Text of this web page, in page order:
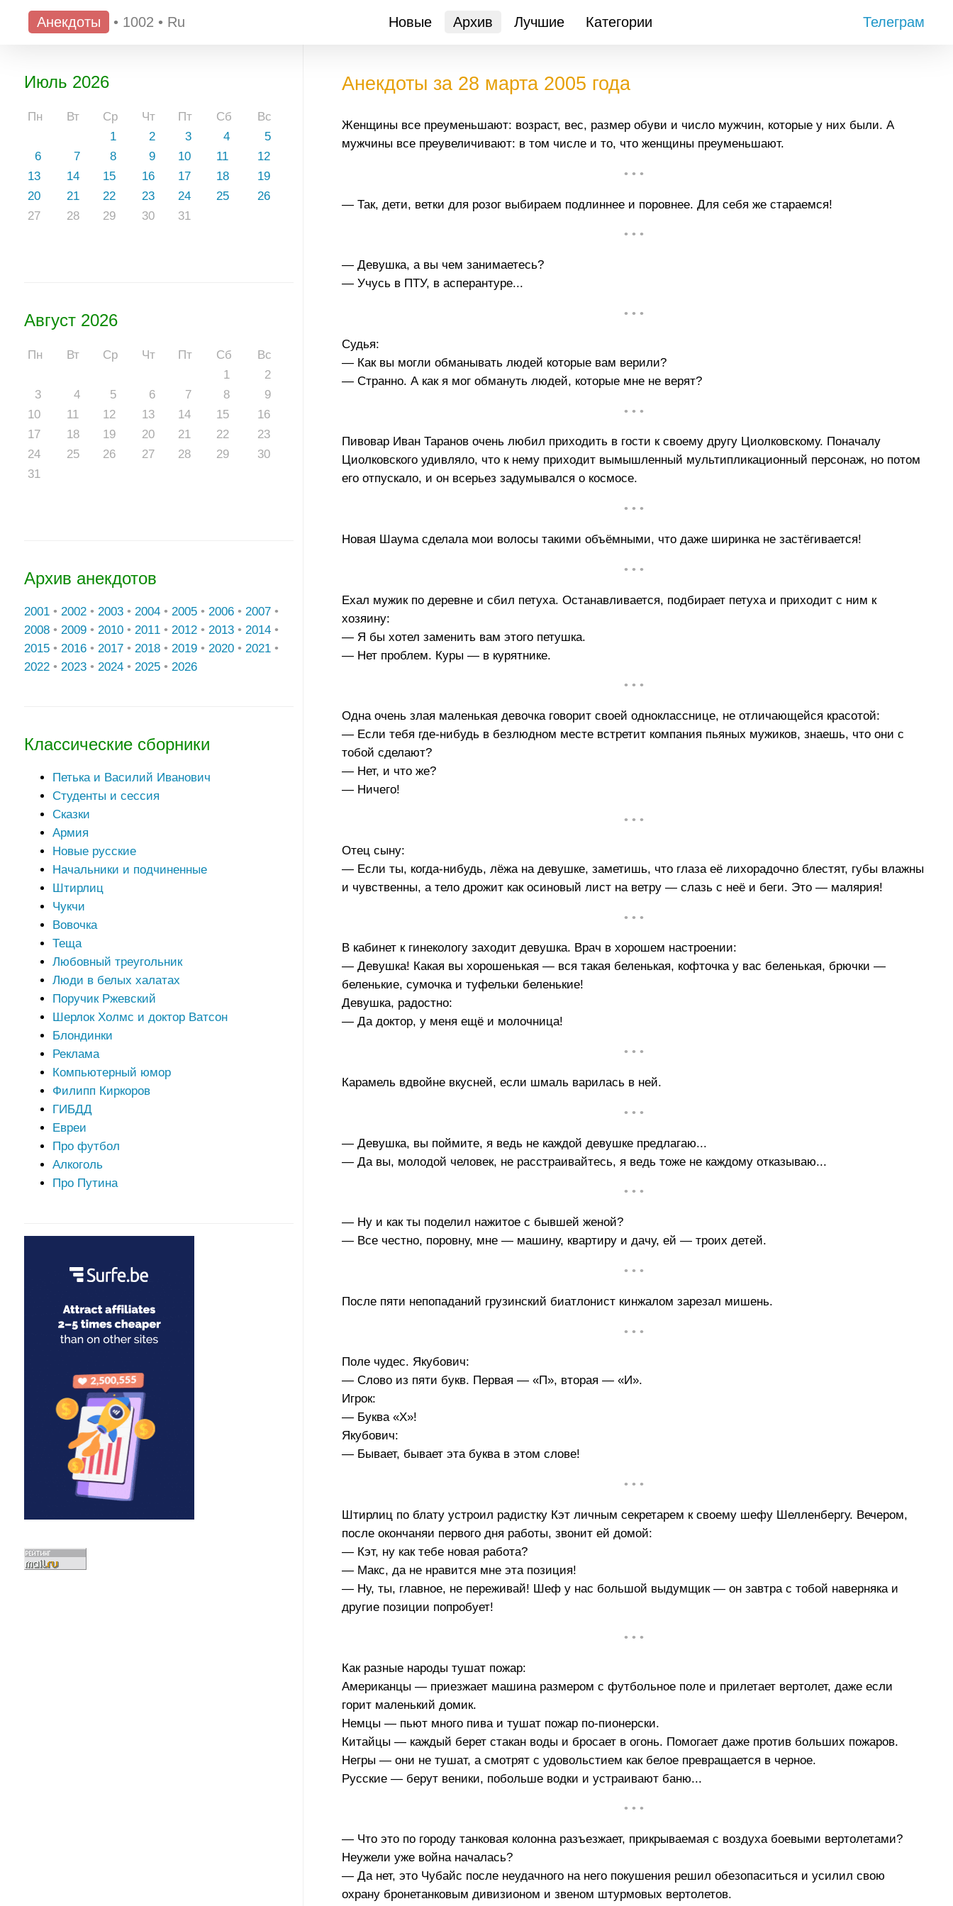
Анекдоты • 1002 • Ru Новые Архив Лучшие Категории Телеграм
Июль 2026
Пн Вт Ср Чт Пт Сб
Вс
1
2 3 4
5
6
7 8 9 10 11
12
13
14 15 16 17 18
19
20
21 22 23 24 25
26
27
28 29 30 31
Август 2026
Пн Вт Ср Чт Пт Сб
Вс
1
2
3
4 5 6 7 8
9
10
11 12 13 14 15
16
17
18 19 20 21 22
23
24
25 26 27 28 29
30
31
Архив анекдотов
2001 • 2002 • 2003 • 2004 • 2005 • 2006 • 2007 •
2008 • 2009 • 2010 • 2011 • 2012 • 2013 • 2014 •
2015 • 2016 • 2017 • 2018 • 2019 • 2020 • 2021 •
2022 • 2023 • 2024 • 2025 • 2026
Классические сборники
Петька и Василий Иванович
Студенты и сессия
Сказки
Армия
Новые русские
Начальники и подчиненные
Штирлиц
Чукчи
Вовочка
Теща
Любовный треугольник
Люди в белых халатах
Поручик Ржевский
Шерлок Холмс и доктор Ватсон
Блондинки
Реклама
Компьютерный юмор
Филипп Киркоров
ГИБДД
Евреи
Про футбол
Алкоголь
Про Путина
Анекдоты за 28 марта 2005 года
Женщины все преуменьшают: возраст, вес, размер обуви и число мужчин, которые у них были. А
мужчины все преувеличивают: в том числе и то, что женщины преуменьшают.
• • •
— Так, дети, ветки для розог выбираем подлиннее и поровнее. Для себя же стараемся!
• • •
— Девушка, а вы чем занимаетесь?
— Учусь в ПТУ, в асперантуре...
• • •
Судья:
— Как вы могли обманывать людей которые вам верили?
— Странно. А как я мог обмануть людей, которые мне не верят?
• • •
Пивовар Иван Таранов очень любил приходить в гости к своему другу Циолковскому. Поначалу
Циолковского удивляло, что к нему приходит вымышленный мультипликационный персонаж, но потом
его отпускало, и он всерьез задумывался о космосе.
• • •
Новая Шаума сделала мои волосы такими объёмными, что даже ширинка не застёгивается!
• • •
Ехал мужик по деревне и сбил петуха. Останавливается, подбирает петуха и приходит с ним к
хозяину:
— Я бы хотел заменить вам этого петушка.
— Нет проблем. Куры — в курятнике.
• • •
Одна очень злая маленькая девочка говорит своей однокласснице, не отличающейся красотой:
— Если тебя где-нибудь в безлюдном месте встретит компания пьяных мужиков, знаешь, что они с
тобой сделают?
— Нет, и что же?
— Ничего!
• • •
Отец сыну:
— Если ты, когда-нибудь, лёжа на девушке, заметишь, что глаза её лихорадочно блестят, губы влажны
и чувственны, а тело дрожит как осиновый лист на ветру — слазь с неё и беги. Это — малярия!
• • •
В кабинет к гинекологу заходит девушка. Врач в хорошем настроении:
— Девушка! Какая вы хорошенькая — вся такая беленькая, кофточка у вас беленькая, брючки —
беленькие, сумочка и туфельки беленькие!
Девушка, радостно:
— Да доктор, у меня ещё и молочница!
• • •
Карамель вдвойне вкусней, если шмаль варилась в ней.
• • •
— Девушка, вы поймите, я ведь не каждой девушке предлагаю...
— Да вы, молодой человек, не расстраивайтесь, я ведь тоже не каждому отказываю...
• • •
— Ну и как ты поделил нажитое с бывшей женой?
— Все честно, поровну, мне — машину, квартиру и дачу, ей — троих детей.
• • •
После пяти непопаданий грузинский биатлонист кинжалом зарезал мишень.
• • •
Поле чудес. Якубович:
— Слово из пяти букв. Первая — «П», вторая — «И».
Игрок:
— Буква «Х»!
Якубович:
— Бывает, бывает эта буква в этом слове!
• • •
Штирлиц по блату устроил радистку Кэт личным секретарем к своему шефу Шелленбергу. Вечером,
после окончаняи первого дня работы, звонит ей домой:
— Кэт, ну как тебе новая работа?
— Макс, да не нравится мне эта позиция!
— Ну, ты, главное, не переживай! Шеф у нас большой выдумщик — он завтра с тобой наверняка и
другие позиции попробует!
• • •
Как разные народы тушат пожар:
Американцы — приезжает машина размером с футбольное поле и прилетает вертолет, даже если
горит маленький домик.
Немцы — пьют много пива и тушат пожар по-пионерски.
Китайцы — каждый берет стакан воды и бросает в огонь. Помогает даже против больших пожаров.
Негры — они не тушат, а смотрят с удовольстием как белое превращается в черное.
Русские — берут веники, побольше водки и устраивают баню...
• • •
— Что это по городу танковая колонна разъезжает, прикрываемая с воздуха боевыми вертолетами?
Неужели уже война началась?
— Да нет, это Чубайс после неудачного на него покушения решил обезопаситься и усилил свою
охрану бронетанковым дивизионом и звеном штурмовых вертолетов.